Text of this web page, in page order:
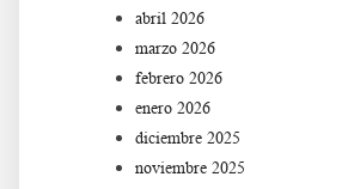
abril 2026
marzo 2026
febrero 2026
enero 2026
diciembre 2025
noviembre 2025